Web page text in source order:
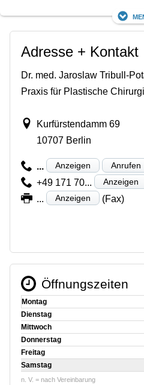
Adresse + Kontakt
Dr. med. Jaroslaw Tribull-
Praxis für Plastische
Kurfürstendamm 69
10707 Berlin
... Anzeigen Anrufen
+49 171 70... Anzeigen
...
Anzeigen (Fax)
Öffnungszeiten
Montag
Dienstag
Mittwoch
Donnerstag
Freitag
Samstag
n. V. = nach Vereinbarung